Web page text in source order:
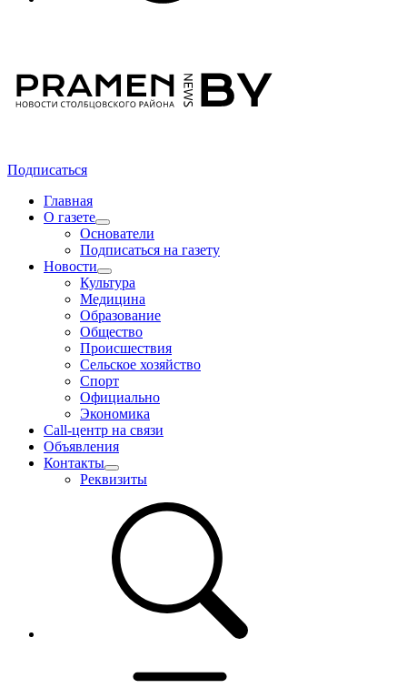
Подписаться
Главная
О газете
Основатели
Подписаться на газету
Новости
Культура
Медицина
Образование
Общество
Происшествия
Сельское хозяйство
Спорт
Официально
Экономика
Call-центр на связи
Объявления
Контакты
Реквизиты